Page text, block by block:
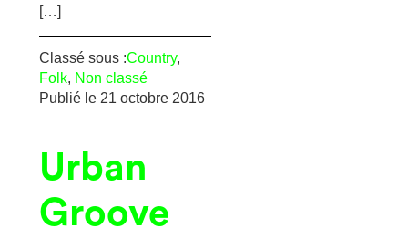
[…]
Classé sous :Country,
Folk, Non classé
Publié le 21 octobre 2016
Urban
Groove